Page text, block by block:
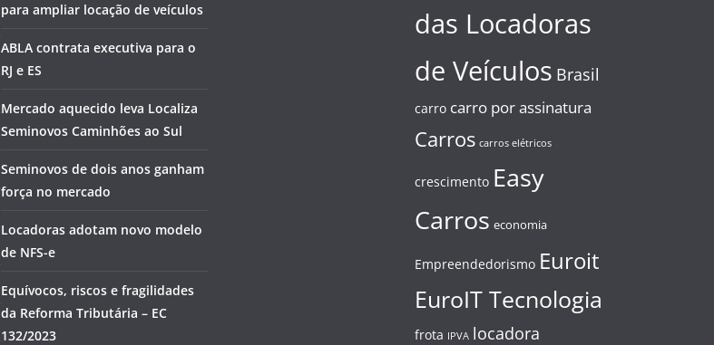
para ampliar locação de veículos
ABLA contrata executiva para o
RJ e ES
Mercado aquecido leva Localiza
Seminovos Caminhões ao Sul
Seminovos de dois anos ganham
força no mercado
Locadoras adotam novo modelo
de NFS-e
Equívocos, riscos e fragilidades
da Reforma Tributária – EC
132/2023
das Locadoras
de Veículos Brasil
carro carro por assinatura
Carros carros elétricos
crescimento Easy
Carros economia
Empreendedorismo Euroit
EuroIT Tecnologia
frota IPVA locadora